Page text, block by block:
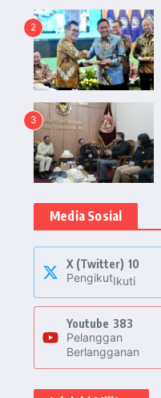
2
3
Media Sosial
X (Twitter) 10
PengikutIkuti
Youtube 383
Pelanggan
Berlangganan